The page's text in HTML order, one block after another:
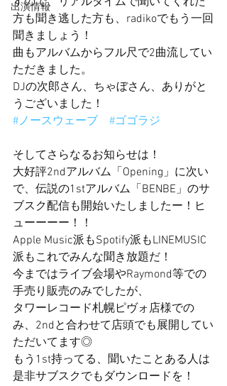
出演情報
方も聞き逃した方も、radikoでもう一回
聞きましょう！
曲もアルバムからフル尺で2曲流してい
ただきました。
DJの次郎さん、ちゃぼさん、ありがと
うございました！
#ノースウェーブ
#ゴゴラジ
そしてさらなるお知らせは！
大好評2ndアルバム「Opening」に次い
で、伝説の1stアルバム「BENBE」のサ
ブスク配信も開始いたしましたー！ヒ
ューーーー！！
Apple Music派もSpotify派もLINEMUSIC
派もこれでみんな聞き放題だ！
今まではライブ会場やRaymond等での
手売り販売のみでしたが、
タワーレコード札幌ピヴォ店様での
み、2ndと合わせて店頭でも展開してい
ただいてます◎
もう1st持ってる、聞いたことある人は
是非サブスクでもダウンロードを！